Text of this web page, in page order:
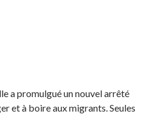
a promulgué un nouvel arrêté
et à boire aux migrants. Seules